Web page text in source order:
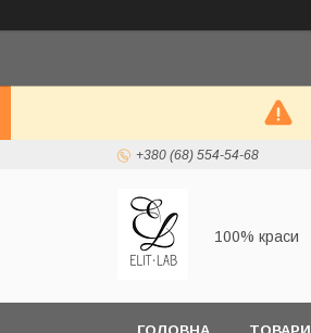
+380 (68) 554-54-68
100% краси